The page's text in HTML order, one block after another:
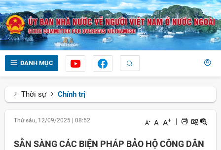
DANH MỤC
Thời sự Chính trị
Thứ sáu, 12/09/2025 08:52 A- A A+ |
SẴN SÀNG CÁC BIỆN PHÁP BẢO HỘ CÔNG DÂN